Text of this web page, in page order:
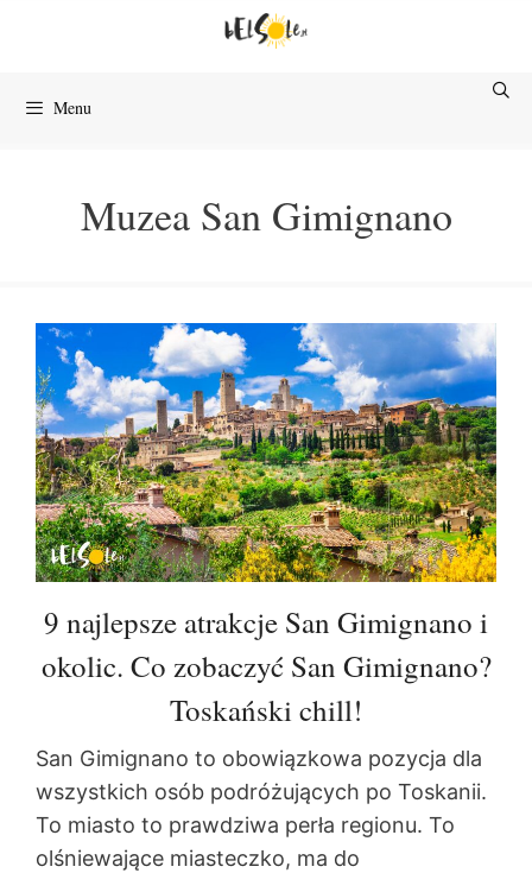
Menu
Muzea San Gimignano
9 najlepsze atrakcje San Gimignano i
okolic. Co zobaczyć San Gimignano?
Toskański chill!
San Gimignano to obowiązkowa pozycja dla
wszystkich osób podróżujących po Toskanii.
To miasto to prawdziwa perła regionu. To
olśniewające miasteczko, ma do